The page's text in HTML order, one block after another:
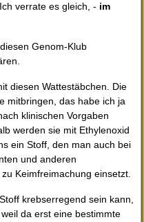
verrate es gleich, - im
Genom-Klub
diesen Wattestäbchen. Die
mitbringen, das habe ich ja
klinischen Vorgaben
werden sie mit Ethylenoxid
ein Stoff, den man auch bei
und anderen
Keimfreimachung einsetzt.
krebserregend sein kann,
da erst eine bestimmte